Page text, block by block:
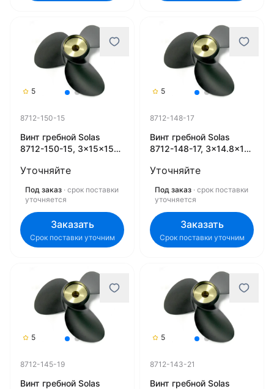
5
8712-150-15
Винт гребной Solas
8712-150-15, 3x15x15
Уточняйте
Под заказ · срок поставки
уточняется
Заказать
Срок поставки уточним
5
8712-148-17
Винт гребной Solas
8712-148-17, 3x14.8x17
Уточняйте
Под заказ · срок поставки
уточняется
Заказать
Срок поставки уточним
5
8712-145-19
Винт гребной Solas
5
8712-143-21
Винт гребной Solas